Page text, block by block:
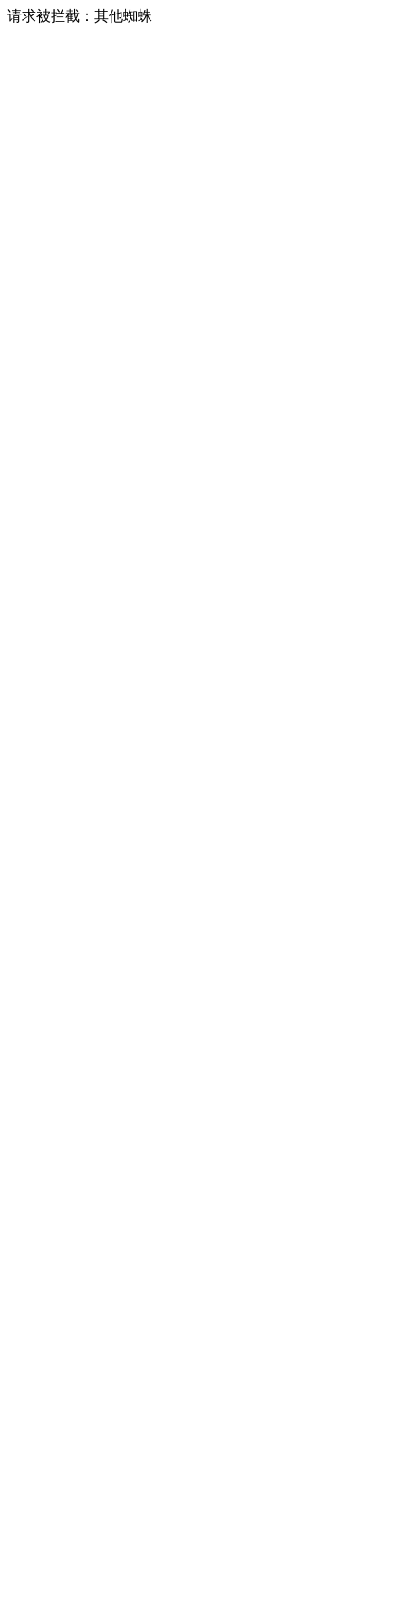
请求被拦截：其他蜘蛛